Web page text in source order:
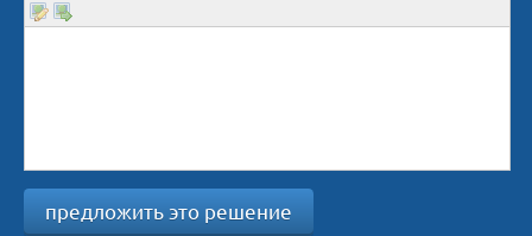
предложить это решение